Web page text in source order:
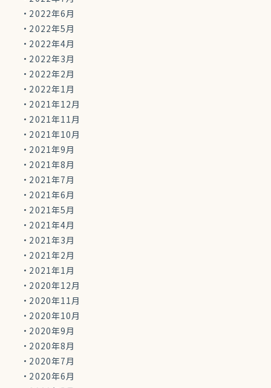
2022年6月
2022年5月
2022年4月
2022年3月
2022年2月
2022年1月
2021年12月
2021年11月
2021年10月
2021年9月
2021年8月
2021年7月
2021年6月
2021年5月
2021年4月
2021年3月
2021年2月
2021年1月
2020年12月
2020年11月
2020年10月
2020年9月
2020年8月
2020年7月
2020年6月